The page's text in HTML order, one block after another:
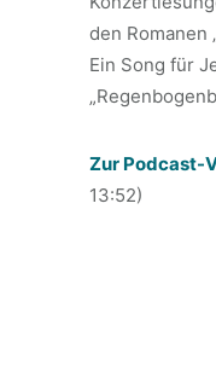
den Romanen
Ein Song für
Zur Podcast-
13:52)